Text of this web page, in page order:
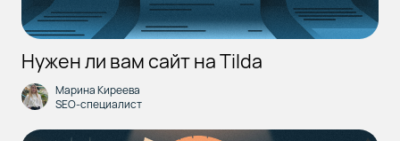
Нужен ли вам сайт на Tilda
Марина Киреева
SEO-специалист